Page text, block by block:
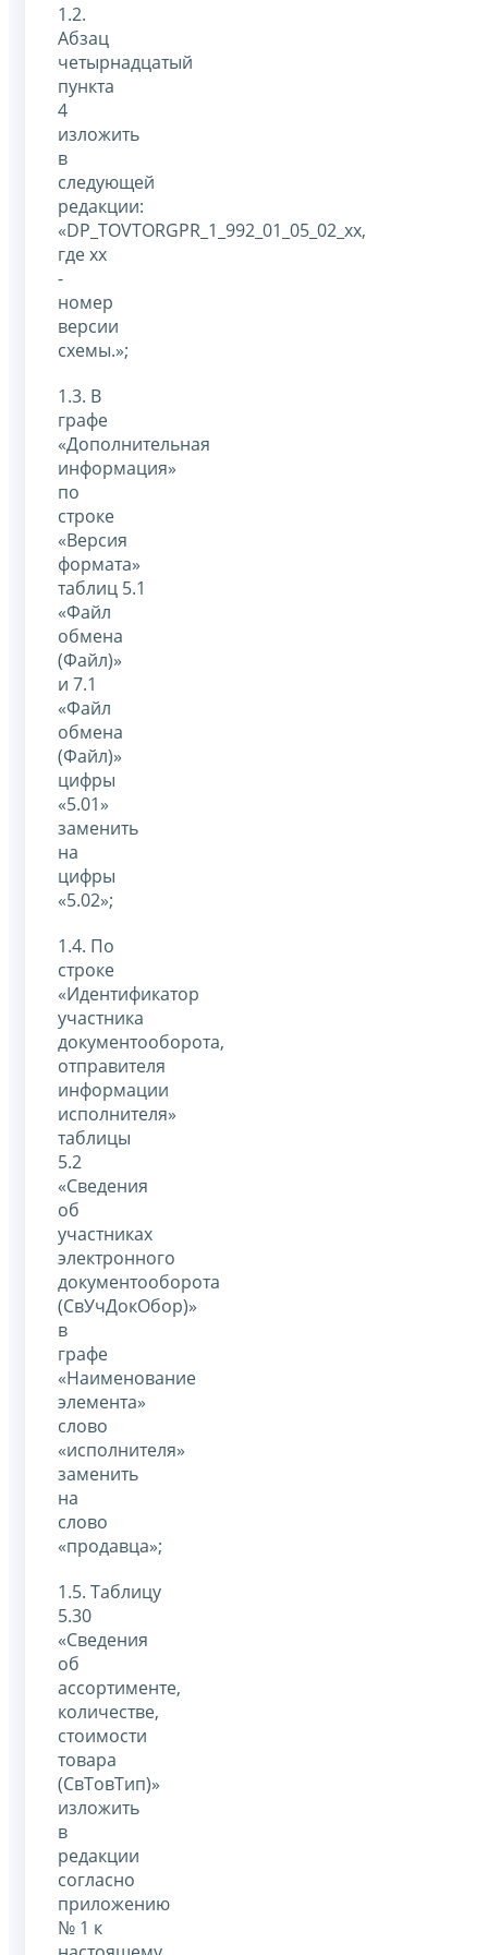
1.2.
Абзац
четырнадцатый
пункта
4
изложить
в
следующей
редакции:
«DP_TOVTORGPR_1_992_01_05_02_xx,
где xx
-
номер
версии
схемы.»;
1.3. В
графе
«Дополнительная
информация»
по
строке
«Версия
формата»
таблиц 5.1
«Файл
обмена
(Файл)»
и 7.1
«Файл
обмена
(Файл)»
цифры
«5.01»
заменить
на
цифры
«5.02»;
1.4. По
строке
«Идентификатор
участника
документооборота,
отправителя
информации
исполнителя»
таблицы
5.2
«Сведения
об
участниках
электронного
документооборота
(СвУчДокОбор)»
в
графе
«Наименование
элемента»
слово
«исполнителя»
заменить
на
слово
«продавца»;
1.5. Таблицу
5.30
«Сведения
об
ассортименте,
количестве,
стоимости
товара
(СвТовТип)»
изложить
в
редакции
согласно
приложению
№ 1 к